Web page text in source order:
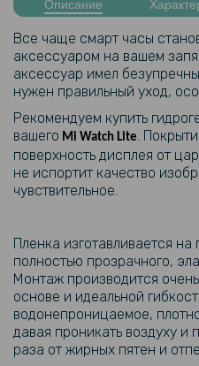
Описание
Все чаще смарт часы
аксессуаром на вашем
аксессуар имел
нужен правильный уход,
Рекомендуем купить
вашего Mi Watch Lite.
поверхность дисплея от
не испортит качество
чувствительное.
Пленка изготавливается на
полностью прозрачного,
Монтаж производится
основе и идеальной
водонепроницаемое,
давая проникать воздуху и
раза от жирных пятен и